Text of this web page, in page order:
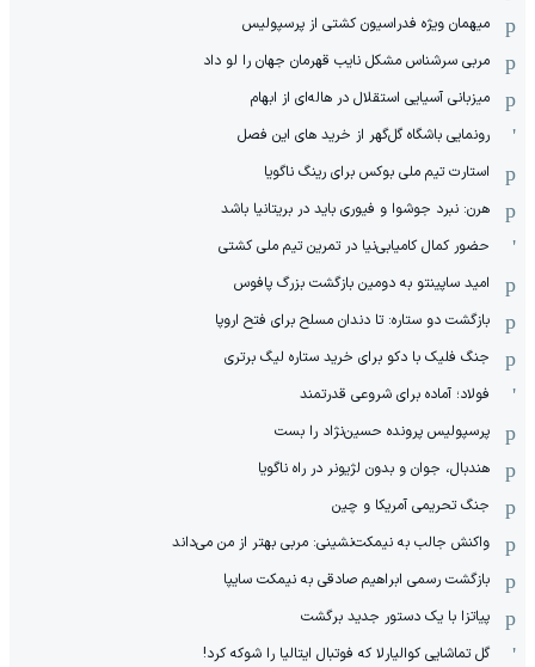
میهمان ویژه فدراسیون کشتی از پرسپولیس
مربی سرشناس مشکل نایب قهرمان جهان را لو داد
میزبانی آسیایی استقلال در هاله‌ای از ابهام
رونمایی باشگاه گل‌گهر از خرید های این فصل
استارت تیم ملی بوکس برای رینگ ناگویا
هرن: نبرد جوشوا و فیوری باید در بریتانیا باشد
حضور کمال کامیابی‌نیا در تمرین تیم ملی کشتی
امید ساپینتو به دومین بازگشت بزرگ پافوس
بازگشت دو ستاره: تا دندان مسلح برای فتح اروپا
جنگ فلیک با دکو برای خرید ستاره لیگ برتری
فولاد؛ آماده برای شروعی قدرتمند
پرسپولیس پرونده حسین‌نژاد را بست
هندبال، جوان و بدون لژیونر در راه ناگویا
جنگ تحریمی آمریکا و چین
واکنش جالب به نیمکت‌نشینی: مربی بهتر از من می‌داند
بازگشت رسمی ابراهیم صادقی به نیمکت سایپا
پیاتزا با یک دستور جدید برگشت
گل تماشایی کوالیارلا که فوتبال ایتالیا را شوکه کرد!